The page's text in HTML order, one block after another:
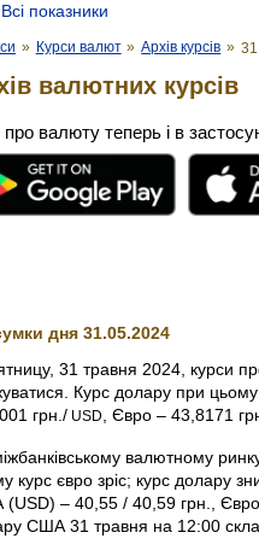
Всі показники
» Курси валют » Архів курсів »
валютних курсів
валюту теперь і в
дня 31.05.2024
31 травня 2024, курси
Курс долару при
грн./ USD , Євро – 43,8171
валютному
курс євро зріс; курс долару
– 40,55 / 40,59 грн., Євро
США 31 травня на 12:00